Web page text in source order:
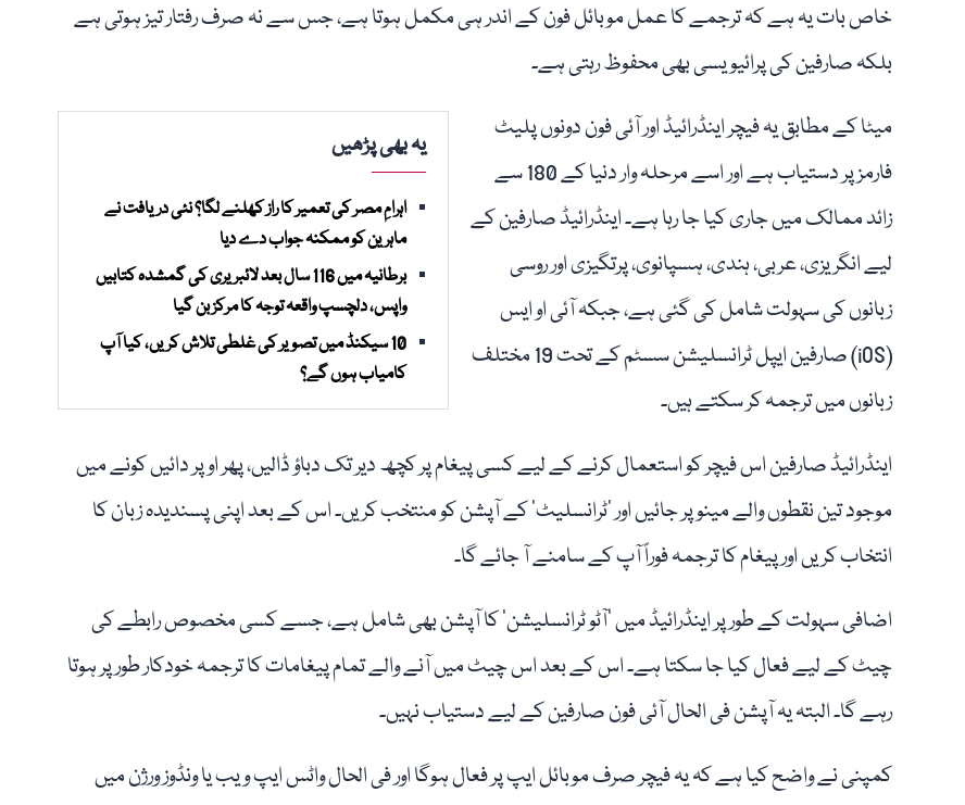
خاص بات یہ ہے کہ ترجمے کا عمل موبائل فون کے اندر ہی مکمل ہوتا ہے، جس سے نہ صرف رفتار تیز ہوتی ہے
بلکہ صارفین کی پرائیویسی بھی محفوظ رہتی ہے۔
یہ بھی پڑھیں
اہرامِ مصر کی تعمیر کا راز کھلنے لگا؟ نئی دریافت نے
ماہرین کو ممکنہ جواب دے دیا
برطانیہ میں 116 سال بعد لائبریری کی گمشدہ کتابیں
واپس، دلچسپ واقعہ توجہ کا مرکز بن گیا
10 سیکنڈ میں تصویر کی غلطی تلاش کریں، کیا آپ
کامیاب ہوں گے؟
میٹا کے مطابق یہ فیچر اینڈرائیڈ اور آئی فون دونوں پلیٹ
فارمز پر دستیاب ہے اور اسے مرحلہ وار دنیا کے 180 سے
زائد ممالک میں جاری کیا جا رہا ہے۔ اینڈرائیڈ صارفین کے
لیے انگریزی، عربی، ہندی، ہسپانوی، پرتگیزی اور روسی
زبانوں کی سہولت شامل کی گئی ہے، جبکہ آئی او ایس
(iOS) صارفین ایپل ٹرانسلیشن سسٹم کے تحت 19 مختلف
زبانوں میں ترجمہ کر سکتے ہیں۔
اینڈرائیڈ صارفین اس فیچر کو استعمال کرنے کے لیے کسی پیغام پر کچھ دیر تک دباؤ ڈالیں، پھر اوپر دائیں کونے میں
موجود تین نقطوں والے مینو پر جائیں اور ’ٹرانسلیٹ‘ کے آپشن کو منتخب کریں۔ اس کے بعد اپنی پسندیدہ زبان کا
انتخاب کریں اور پیغام کا ترجمہ فوراً آپ کے سامنے آ جائے گا۔
اضافی سہولت کے طور پر اینڈرائیڈ میں ’آٹو ٹرانسلیشن‘ کا آپشن بھی شامل ہے، جسے کسی مخصوص رابطے کی
چیٹ کے لیے فعال کیا جا سکتا ہے۔ اس کے بعد اس چیٹ میں آنے والے تمام پیغامات کا ترجمہ خودکار طور پر ہوتا
رہے گا۔ البتہ یہ آپشن فی الحال آئی فون صارفین کے لیے دستیاب نہیں۔
کمپنی نے واضح کیا ہے کہ یہ فیچر صرف موبائل ایپ پر فعال ہوگا اور فی الحال واٹس ایپ ویب یا ونڈوز ورژن میں